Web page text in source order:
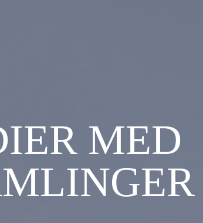
MED